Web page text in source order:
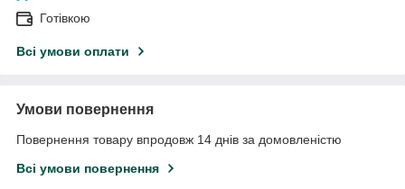
Готівкою
Всі умови оплати
Умови повернення
Повернення товару впродовж 14 днів за домовленістю
Всі умови повернення